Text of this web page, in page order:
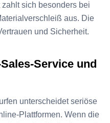
sich besonders bei
aus. Die
und Sicherheit.
Service und
unterscheidet seriöse
Plattformen. Wenn die